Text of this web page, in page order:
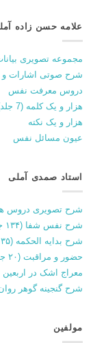
علامه حسن زاده
مجموعه تصویری
شرح صوتی اشارات و
دروس معرفت نفس
هزار و یک کلمه (7 جلد)
هزار و یک نکته
عیون مسائل نفس
استاد صمدی آملی
شرح تصویری دروس هیئت
شرح نفس شفا (۱۳۴ جلسه)
شرح بدایه الحکمه (۱۳۵ جلسه)
حضور و مراقبت (۲۰ جلسه)
معراج اشک در اربعین
شرح گنجینه گوهر روان (۸۴
مولفین